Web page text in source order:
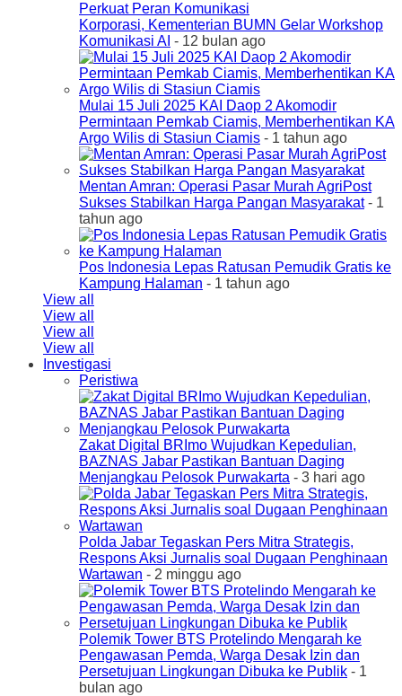
Perkuat Peran Komunikasi
Korporasi, Kementerian BUMN Gelar Workshop
Komunikasi AI - 12 bulan ago
Mulai 15 Juli 2025 KAI Daop 2 Akomodir
Permintaan Pemkab Ciamis, Memberhentikan KA
Argo Wilis di Stasiun Ciamis - 1 tahun ago
Mentan Amran: Operasi Pasar Murah AgriPost
Sukses Stabilkan Harga Pangan Masyarakat- 1
tahun ago
Pos Indonesia Lepas Ratusan Pemudik Gratis ke
Kampung Halaman - 1 tahun ago
View all
View all
View all
View all
Investigasi
Peristiwa
Zakat Digital BRImo Wujudkan Kepedulian,
BAZNAS Jabar Pastikan Bantuan Daging
Menjangkau Pelosok Purwakarta - 3 hari ago
Polda Jabar Tegaskan Pers Mitra Strategis,
Respons Aksi Jurnalis soal Dugaan Penghinaan
Wartawan - 2 minggu ago
Polemik Tower BTS Protelindo Mengarah ke
Pengawasan Pemda, Warga Desak Izin dan
Persetujuan Lingkungan Dibuka ke Publik - 1
bulan ago